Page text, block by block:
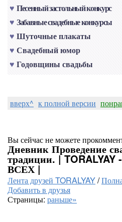
♥ Песенный застольный конкурс
♥ Забавные свадебные конкурсы
♥ Шуточные плакаты
♥ Свадебный юмор
♥ Годовщины свадьбы
вверх^ к полной версии
Вы сейчас не можете
Дневник Проведение
традиции. |
ВСЕХ |
Лента друзей TORALYAY/
Добавить в друзья
Страницы: раньше»